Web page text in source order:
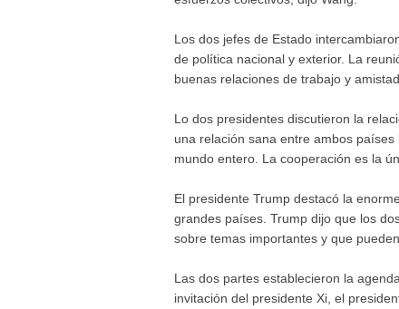
Los dos jefes de Estado
de política nacional y exterior. La
buenas relaciones de trabajo y
Lo dos presidentes discutieron la
una relación sana entre ambos
mundo entero. La cooperación es la
El presidente Trump destacó la
grandes países. Trump dijo que los
sobre temas importantes y que
Las dos partes establecieron la
invitación del presidente Xi, el